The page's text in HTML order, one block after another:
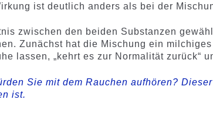
ist deutlich anders als bei der
zwischen den beiden Substanzen
Zunächst hat die Mischung ein
lassen, „kehrt es zur Normalität zurück“
Sie mit dem Rauchen aufhören?
ist.